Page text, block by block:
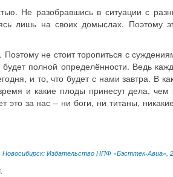
Не разобравшись в ситуации с
лишь на своих домыслах. Поэтому
не стоит торопиться с
полной определённости. Ведь
и то, что будет с нами завтра. В
и какие плоды принесут дела, чем
это за нас – ни боги, ни титаны,
Издательство НПФ «Бэсттек-Авиа»,